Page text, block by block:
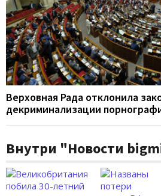
Верховная Рада отклонила
декриминализации
Внутри "Новости